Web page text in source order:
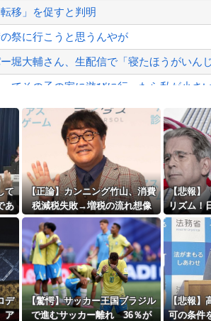
エ」のSNS更新が1週間途絶え、様々な憶測
警官が黒人男性の首を絞め、暴動第二波不
移」を促すと判明
祭に行こうと思うんやが
堀大輔さん、生配信で「寝たほうがいん
てその子の家に遊びに行ったら私が小さ
京大病院で脳腫瘍手術→“腫瘍の無い部
ばい」
すべきか…1万年ぶり史上最大級の火山の
タキ！」リヴァプール南野がバースデーゴ
て
あ
が
【正論】カンニング竹山、消費
税減税失敗→増税の流れ想像
「次誰が総理やりたいと思いま
す？」
【悲報】
リズム！
売却を回
デ
ア
【驚愕】サッカー王国ブラジル
で進むサッカー離れ 36％が
【悲報】
可の条件